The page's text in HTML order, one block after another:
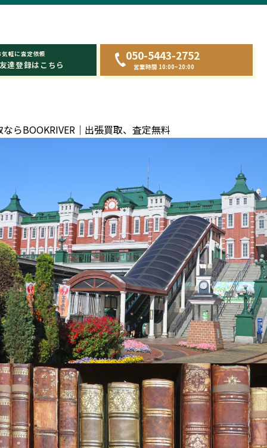
気軽に査定依頼
友達登録はこちら
050-5443-2752
営業時間 10:00~20:00
らBOOKRIVER｜出張買取、査定無料